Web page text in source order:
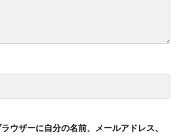
ウザーに自分の名前、メールアドレス、